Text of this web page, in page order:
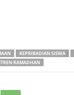
KEPRIBADIAN SISWA
RAMADHAN